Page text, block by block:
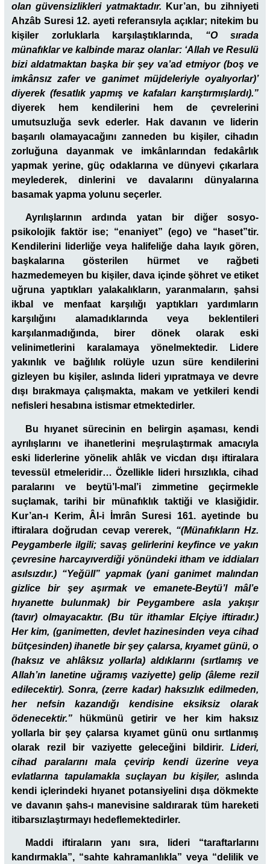
olan güvensizlikleri yatmaktadır.
Kur’an, bu zihniyeti
Ahzâb Suresi 12. ayeti referansıyla açıklar; nitekim bu
kişiler zorluklarla karşılaştıklarında, “O sırada
münafıklar ve kalbinde maraz olanlar: ‘Allah ve Resulü
bizi aldatmaktan başka bir şey va’ad etmiyor (boş ve
imkânsız zafer ve ganimet müjdeleriyle oyalıyorlar)’
diyerek (fesatlık yapmış ve kafaları karıştırmışlardı).”
diyerek hem kendilerini hem de çevrelerini
umutsuzluğa sevk ederler. Hak davanın ve liderin
başarılı olamayacağını zanneden bu kişiler, cihadın
zorluğuna dayanmak ve imkânlarından fedakârlık
yapmak yerine, güç odaklarına ve dünyevi çıkarlara
meylederek, dinlerini ve davalarını dünyalarına
basamak yapma yolunu seçerler.
Ayrılışlarının ardında yatan bir diğer sosyo-
psikolojik faktör ise; “enaniyet” (ego) ve “haset”tir.
Kendilerini liderliğe veya halifeliğe daha layık gören,
başkalarına gösterilen hürmet ve rağbeti
hazmedemeyen bu kişiler, dava içinde şöhret ve etiket
uğruna yaptıkları yalakalıkların, yaranmaların, şahsi
ikbal ve menfaat karşılığı yaptıkları yardımların
karşılığını alamadıklarında veya beklentileri
karşılanmadığında, birer dönek olarak eski
velinimetlerini karalamaya yönelmektedir. Lidere
yakınlık ve bağlılık rolüyle uzun süre kendilerini
gizleyen bu kişiler, aslında lideri yıpratmaya ve devre
dışı bırakmaya çalışmakta, makam ve yetkileri kendi
nefisleri hesabına istismar etmektedirler.
Bu hıyanet sürecinin en belirgin aşaması, kendi
ayrılışlarını ve ihanetlerini meşrulaştırmak amacıyla
eski liderlerine yönelik ahlâk ve vicdan dışı iftiralara
tevessül etmeleridir… Özellikle lideri hırsızlıkla, cihad
paralarını ve beytü’l-mal’i zimmetine geçirmekle
suçlamak, tarihi bir münafıklık taktiği ve klasiğidir.
Kur’an-ı Kerim, Âl-i İmrân Suresi 161. ayetinde bu
iftiralara doğrudan cevap vererek, “(Münafıkların Hz.
Peygamberle ilgili; savaş gelirlerini keyfince ve yakın
çevresine harcayıverdiği yönündeki itham ve iddiaları
asılsızdır.) “Yeğüll” yapmak (yani ganimet malından
gizlice bir şey aşırmak ve emanete-Beytü’l mâl’e
hıyanette bulunmak) bir Peygambere asla yakışır
(tavır) olmayacaktır. (Bu tür ithamlar Elçiye iftiradır.)
Her kim, (ganimetten, devlet hazinesinden veya cihad
bütçesinden) ihanetle bir şey çalarsa, kıyamet günü, o
(haksız ve ahlâksız yollarla) aldıklarını (sırtlamış ve
Allah’ın lanetine uğramış vaziyette) gelip (âleme rezil
edilecektir). Sonra, (zerre kadar) haksızlık edilmeden,
her nefsin kazandığı kendisine eksiksiz olarak
ödenecektir.”
hükmünü getirir ve her kim haksız
yollarla bir şey çalarsa kıyamet günü onu sırtlanmış
olarak rezil bir vaziyette geleceğini bildirir. Lideri,
cihad paralarını mala çevirip kendi üzerine veya
evlatlarına tapulamakla suçlayan bu kişiler, aslında
kendi içlerindeki hıyanet potansiyelini dışa dökmekte
ve davanın şahs-ı manevisine saldırarak tüm hareketi
itibarsızlaştırmayı hedeflemektedirler.
Maddi iftiraların yanı sıra, lideri “taraftarlarını
kandırmakla”, “sahte kahramanlıkla” veya “delilik ve